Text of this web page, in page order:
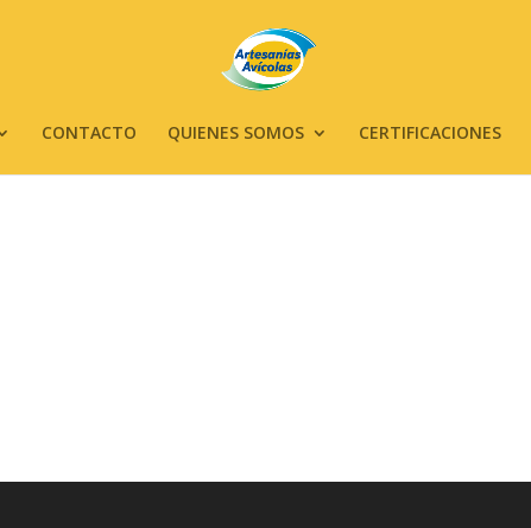
CONTACTO QUIENES SOMOS CERTIFICACIONES